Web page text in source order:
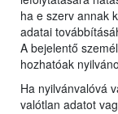
ha e szerv annak
adatai
A bejelentő
hozhatóak
Ha nyilvánvalóvá
valótlan adatot